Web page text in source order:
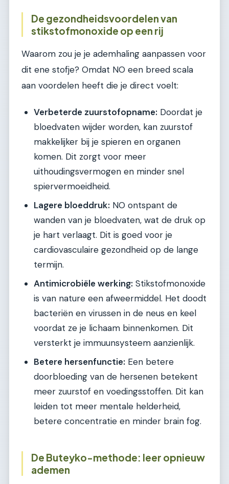
De gezondheidsvoordelen van
stikstofmonoxide op een rij
Waarom zou je je ademhaling aanpassen voor
dit ene stofje? Omdat NO een breed scala
aan voordelen heeft die je direct voelt:
Verbeterde zuurstofopname: Doordat je
bloedvaten wijder worden, kan zuurstof
makkelijker bij je spieren en organen
komen. Dit zorgt voor meer
uithoudingsvermogen en minder snel
spiervermoeidheid.
Lagere bloeddruk: NO ontspant de
wanden van je bloedvaten, wat de druk op
je hart verlaagt. Dit is goed voor je
cardiovasculaire gezondheid op de lange
termijn.
Antimicrobiële werking: Stikstofmonoxide
is van nature een afweermiddel. Het doodt
bacteriën en virussen in de neus en keel
voordat ze je lichaam binnenkomen. Dit
versterkt je immuunsysteem aanzienlijk.
Betere hersenfunctie: Een betere
doorbloeding van de hersenen betekent
meer zuurstof en voedingsstoffen. Dit kan
leiden tot meer mentale helderheid,
betere concentratie en minder brain fog.
De Buteyko-methode: leer opnieuw
ademen